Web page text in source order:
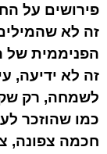
פירושים על
זה לא
הפניממית של
זה לא ידיעה,
לשמחה, רק
כמו שהוזכר
חכמה צפונה,